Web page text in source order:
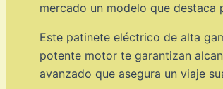
mercado un modelo que destaca
Este patinete eléctrico de alta
potente motor te garantizan
avanzado que asegura un viaje